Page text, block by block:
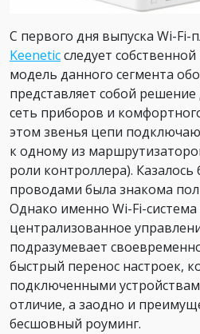
С первого дня выпуска Wi-Fi-
Keeneticследует
модель данного сегмента
представляет собой
сеть приборов и
этом звенья цепи
к одному из
роли контроллера). Казалось
проводами была знакома
Однако именно Wi-Fi-система
централизованное
подразумевает
быстрый перенос настроек,
подключенными
отличие, а заодно и
бесшовный роуминг.